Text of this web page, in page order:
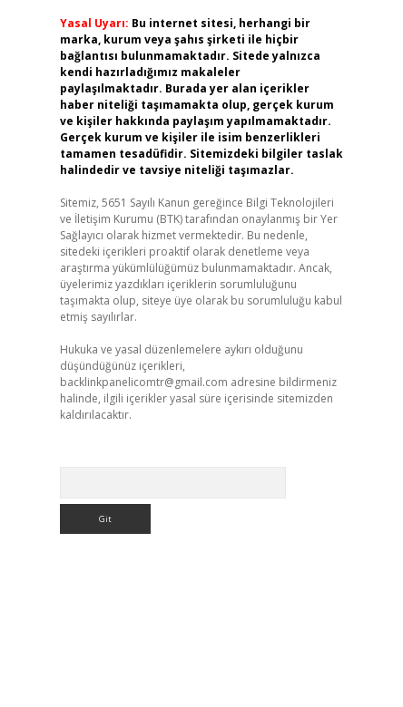
Yasal Uyarı: Bu internet sitesi, herhangi bir
marka, kurum veya şahıs şirketi ile hiçbir
bağlantısı bulunmamaktadır. Sitede yalnızca
kendi hazırladığımız makaleler
paylaşılmaktadır. Burada yer alan içerikler
haber niteliği taşımamakta olup, gerçek kurum
ve kişiler hakkında paylaşım yapılmamaktadır.
Gerçek kurum ve kişiler ile isim benzerlikleri
tamamen tesadüfidir. Sitemizdeki bilgiler taslak
halindedir ve tavsiye niteliği taşımazlar.
Sitemiz, 5651 Sayılı Kanun gereğince Bilgi Teknolojileri
ve İletişim Kurumu (BTK) tarafından onaylanmış bir Yer
Sağlayıcı olarak hizmet vermektedir. Bu nedenle,
sitedeki içerikleri proaktif olarak denetleme veya
araştırma yükümlülüğümüz bulunmamaktadır. Ancak,
üyelerimiz yazdıkları içeriklerin sorumluluğunu
taşımakta olup, siteye üye olarak bu sorumluluğu kabul
etmiş sayılırlar.
Hukuka ve yasal düzenlemelere aykırı olduğunu
düşündüğünüz içerikleri,
backlinkpanelicomtr@gmail.com adresine bildirmeniz
halinde, ilgili içerikler yasal süre içerisinde sitemizden
kaldırılacaktır.